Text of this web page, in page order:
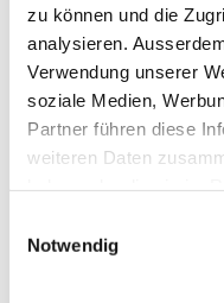
zu können und die
analysieren.
Verwendung unserer
soziale Medien,
Partner führen diese
weiteren Daten
Notwendig